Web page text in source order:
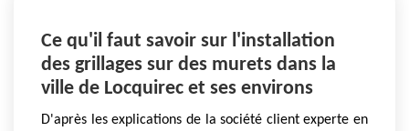
Ce qu'il faut savoir sur l'installation
des grillages sur des murets dans la
ville de Locquirec et ses environs
D'après les explications de la société client experte en